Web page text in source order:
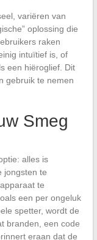
variëren van
oplossing die
raken
intuïtief is, of
een hiëroglief. Dit
gebruik te nemen
Smeg
alles is
jongsten te
te
een per ongeluk
spetter, wordt de
branden, een code
eraan dat de